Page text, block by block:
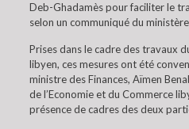
Deb-Ghadamès pour faciliter le
selon un communiqué du
Prises dans le cadre des travaux
libyen, ces mesures ont été
ministre des Finances, Aïmen
de l’Economie et du Commerce
présence de cadres des deux